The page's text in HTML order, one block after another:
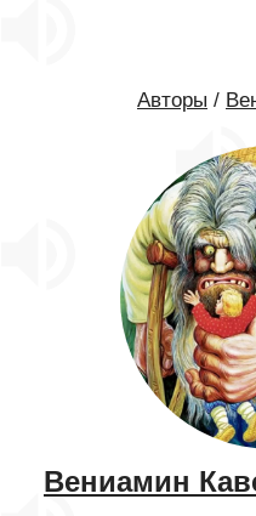
Авторы /
Вениамин